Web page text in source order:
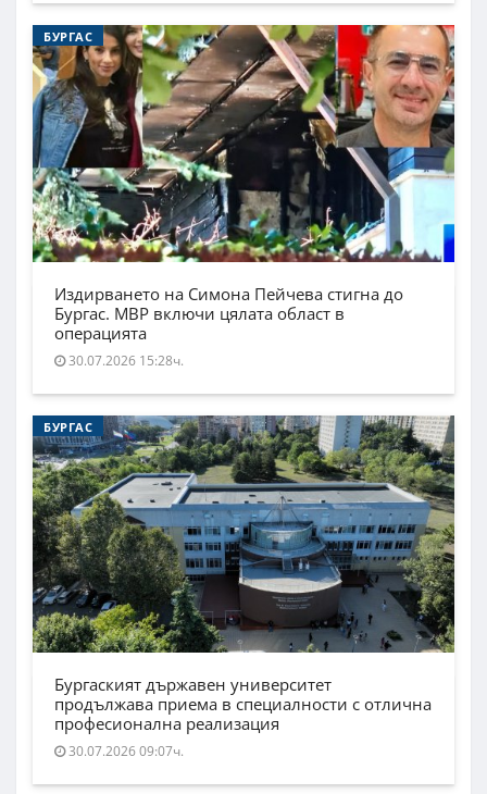
БУРГАС
Издирването на Симона Пейчева стигна до
Бургас. МВР включи цялата област в
операцията
30.07.2026 15:28ч.
БУРГАС
Бургаският държавен университет
продължава приема в специалности с отлична
професионална реализация
30.07.2026 09:07ч.